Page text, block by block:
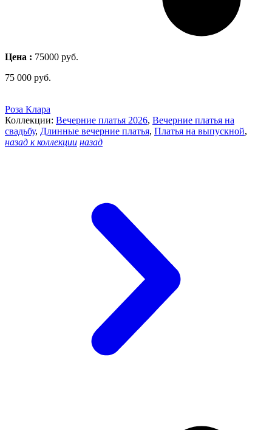
Цена : 75000 руб.
75 000 руб.
Роза Клара
Коллекции: Вечерние платья 2026, Вечерние платья на
свадьбу, Длинные вечерние платья, Платья на выпускной,
назад к коллекции назад